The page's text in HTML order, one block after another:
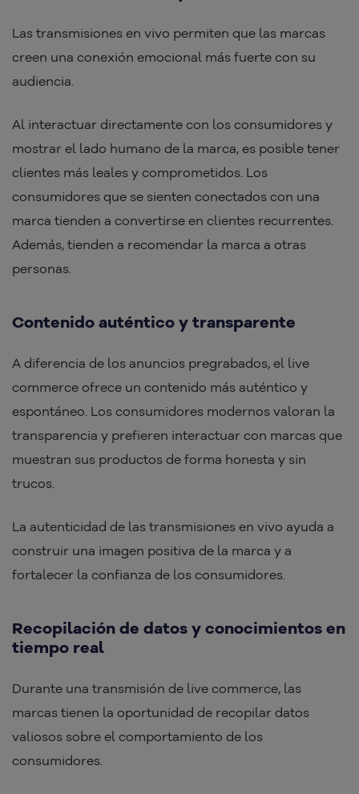
Las transmisiones en vivo permiten que las marcas
creen una conexión emocional más fuerte con su
audiencia.
Al interactuar directamente con los consumidores y
mostrar el lado humano de la marca, es posible tener
clientes más leales y comprometidos. Los
consumidores que se sienten conectados con una
marca tienden a convertirse en clientes recurrentes.
Además, tienden a recomendar la marca a otras
personas.
Contenido auténtico y transparente
A diferencia de los anuncios pregrabados, el live
commerce ofrece un contenido más auténtico y
espontáneo. Los consumidores modernos valoran la
transparencia y prefieren interactuar con marcas que
muestran sus productos de forma honesta y sin
trucos.
La autenticidad de las transmisiones en vivo ayuda a
construir una imagen positiva de la marca y a
fortalecer la confianza de los consumidores.
Recopilación de datos y conocimientos en
tiempo real
Durante una transmisión de live commerce, las
marcas tienen la oportunidad de recopilar datos
valiosos sobre el comportamiento de los
consumidores.